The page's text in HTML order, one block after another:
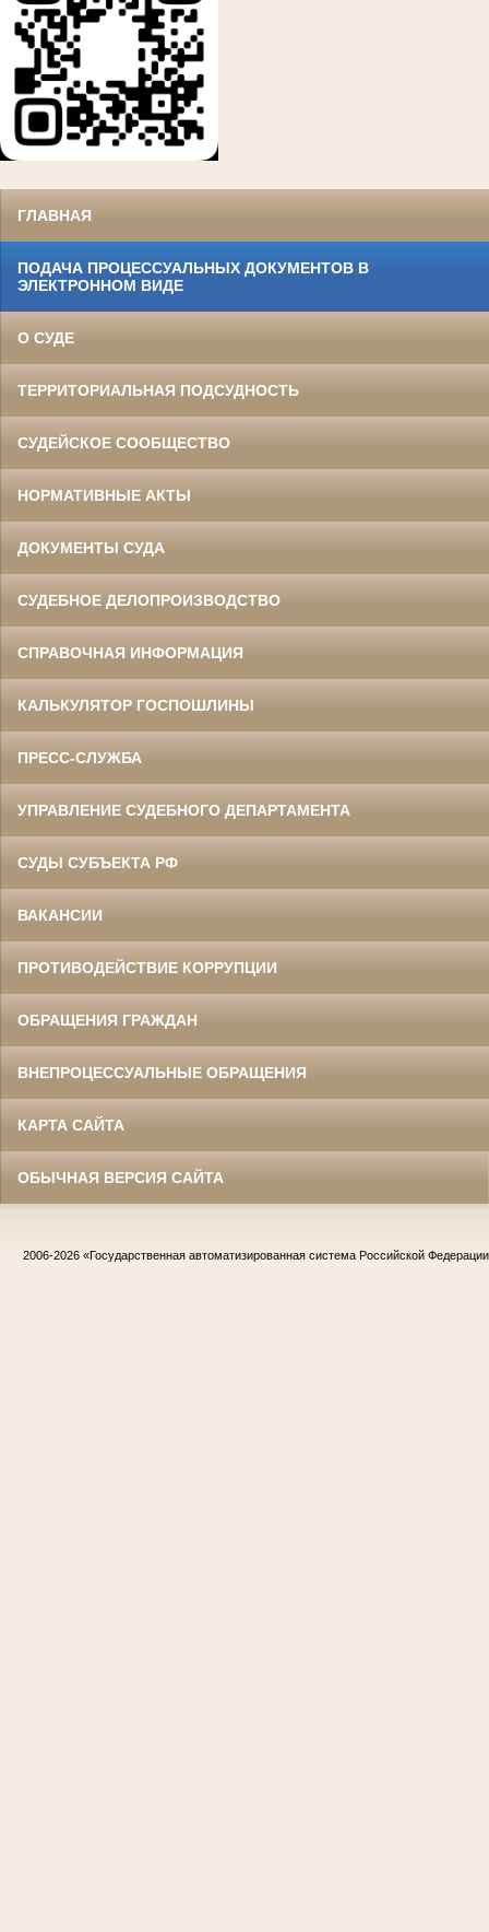
ГЛАВНАЯ
ПОДАЧА ПРОЦЕССУАЛЬНЫХ ДОКУМЕНТОВ В
ЭЛЕКТРОННОМ ВИДЕ
О СУДЕ
ТЕРРИТОРИАЛЬНАЯ ПОДСУДНОСТЬ
СУДЕЙСКОЕ СООБЩЕСТВО
НОРМАТИВНЫЕ АКТЫ
ДОКУМЕНТЫ СУДА
СУДЕБНОЕ ДЕЛОПРОИЗВОДСТВО
СПРАВОЧНАЯ ИНФОРМАЦИЯ
КАЛЬКУЛЯТОР ГОСПОШЛИНЫ
ПРЕСС-СЛУЖБА
УПРАВЛЕНИЕ СУДЕБНОГО ДЕПАРТАМЕНТА
СУДЫ СУБЪЕКТА РФ
ВАКАНСИИ
ПРОТИВОДЕЙСТВИЕ КОРРУПЦИИ
ОБРАЩЕНИЯ ГРАЖДАН
ВНЕПРОЦЕССУАЛЬНЫЕ ОБРАЩЕНИЯ
КАРТА САЙТА
ОБЫЧНАЯ ВЕРСИЯ САЙТА
2006-2026 «Государственная автоматизированная система Российской